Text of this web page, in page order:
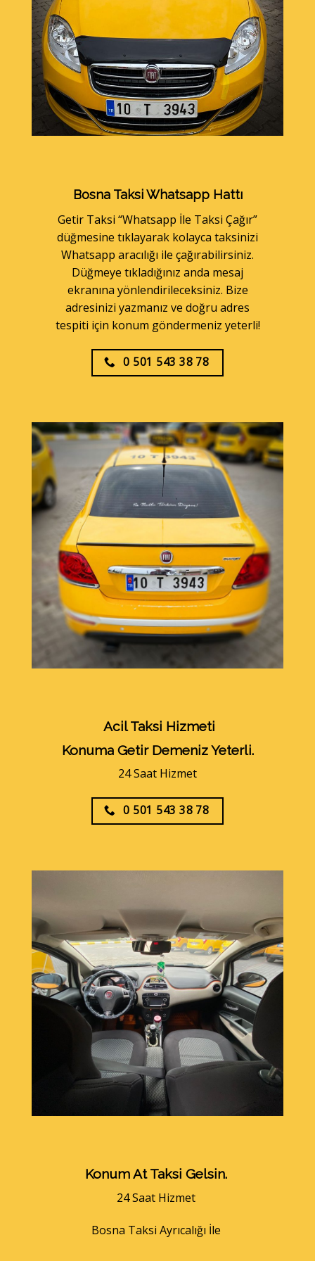
Bosna Taksi Whatsapp Hattı
Getir Taksi “Whatsapp İle Taksi Çağır”
düğmesine tıklayarak kolayca taksinizi
Whatsapp aracılığı ile çağırabilirsiniz.
Düğmeye tıkladığınız anda mesaj
ekranına yönlendirileceksiniz. Bize
adresinizi yazmanız ve doğru adres
tespiti için konum göndermeniz yeterli!
0 501 543 38 78
Acil Taksi Hizmeti
Konuma Getir Demeniz Yeterli.
24 Saat Hizmet
0 501 543 38 78
Konum At Taksi Gelsin.
24 Saat Hizmet
Bosna Taksi Ayrıcalığı İle